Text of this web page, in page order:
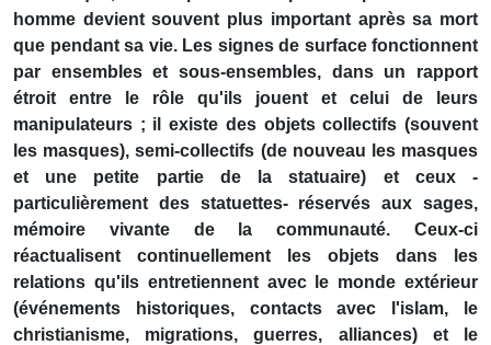
homme devient souvent plus important après sa mort
que pendant sa vie. Les signes de surface fonctionnent
par ensembles et sous-ensembles, dans un rapport
étroit entre le rôle qu'ils jouent et celui de leurs
manipulateurs ; il existe des objets collectifs (souvent
les masques), semi-collectifs (de nouveau les masques
et une petite partie de la statuaire) et ceux -
particulièrement des statuettes- réservés aux sages,
mémoire vivante de la communauté. Ceux-ci
réactualisent continuellement les objets dans les
relations qu'ils entretiennent avec le monde extérieur
(événements historiques, contacts avec l'islam, le
christianisme, migrations, guerres, alliances) et le